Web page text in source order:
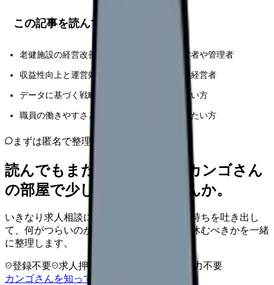
この記事を読んでほしい人
老健施設の経営改善に課題を感じている経営者や管理者
収益性向上と運営効率化の両立を目指す医療経営者
データに基づく戦略的な施設運営を実現したい方
職員の働きやすさと収益性の向上を両立させたい方
まずは匿名で整理
読んでもまだ苦しいなら、カンゴさん
の部屋で少し話してみませんか。
いきなり求人相談には進みません。今の気持ちを吐き出し
て、何がつらいのか、辞めるべきか、少し休むべきかを一緒
に整理します。
登録不要 求人押し売りなし
病院名は入力不要
カンゴさんを知ってから相談する